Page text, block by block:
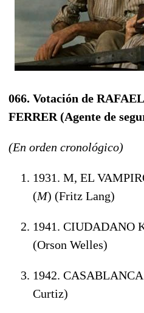
066. Votación de
FERRER (Agente de
(En orden cronológico)
1931. M, EL
(M) (Fritz Lang)
1941. CIUDADANO
(Orson Welles)
1942.
Curtiz)